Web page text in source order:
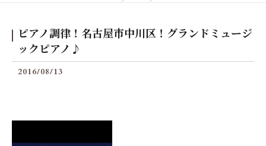
ピアノ調律！名古屋市中川区！グランドミュージ
ックピアノ♪
2016/08/13